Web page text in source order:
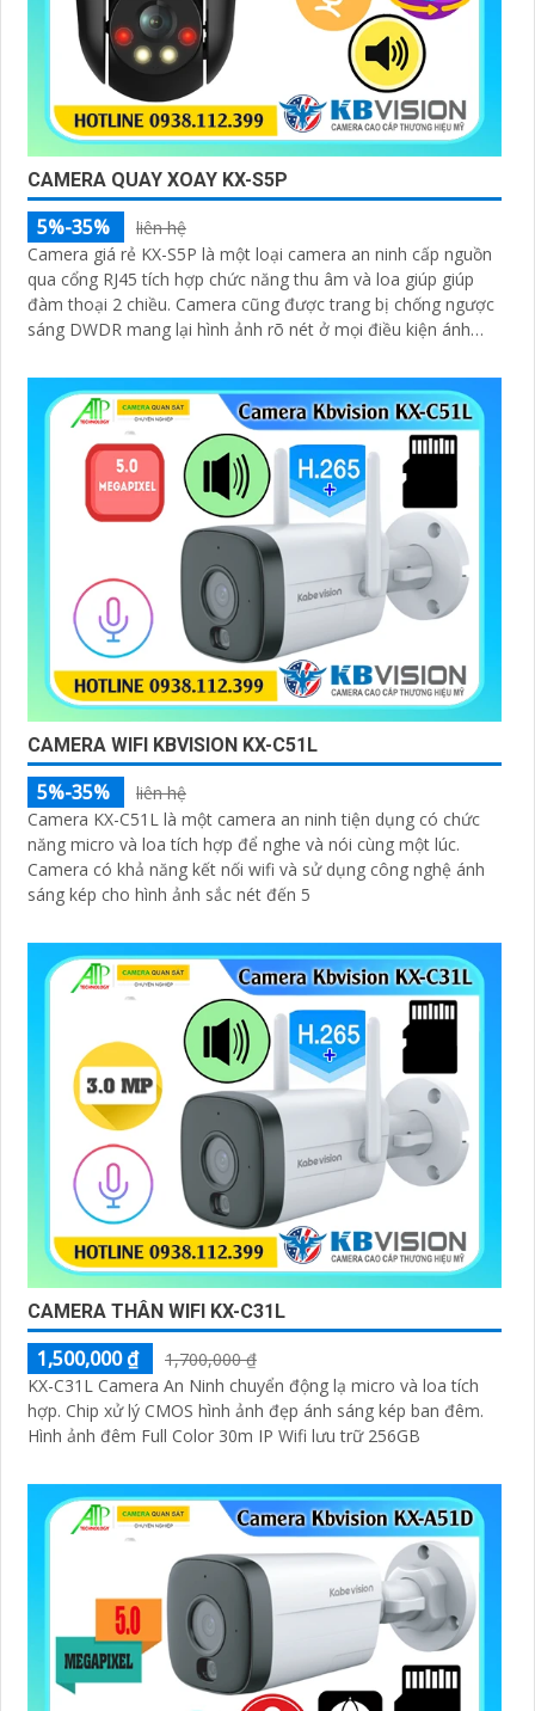
CAMERA QUAY XOAY KX-S5P
5%-35%
liên hệ
Camera giá rẻ KX-S5P là một loại camera an ninh cấp nguồn
qua cổng RJ45 tích hợp chức năng thu âm và loa giúp giúp
đàm thoại 2 chiều. Camera cũng được trang bị chống ngược
sáng DWDR mang lại hình ảnh rõ nét ở mọi điều kiện ánh
CAMERA WIFI KBVISION KX-C51L
5%-35%
liên hệ
Camera KX-C51L là một camera an ninh tiện dụng có chức
năng micro và loa tích hợp để nghe và nói cùng một lúc.
Camera có khả năng kết nối wifi và sử dụng công nghệ ánh
sáng kép cho hình ảnh sắc nét đến 5
CAMERA THÂN WIFI KX-C31L
1,500,000 ₫
1,700,000 ₫
KX-C31L Camera An Ninh chuyển động lạ micro và loa tích
hợp. Chip xử lý CMOS hình ảnh đẹp ánh sáng kép ban đêm.
Hình ảnh đêm Full Color 30m IP Wifi lưu trữ 256GB